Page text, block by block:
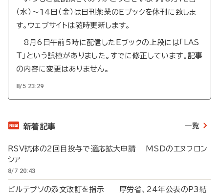
（水）～14日（金）は日刊薬業のEブックを休刊に致しま
す。ウェブサイトは随時更新します。
8月6日午前5時に配信したEブックの上段には「LAS
T」という誤植がありました。すでに修正しています。記事
の内容に変更はありません。
8/5 23:29
新着記事 一覧
RSV抗体の2回目投与で適応拡大申請 MSDのエヌフロン
シア
8/7 20:43
ビルテプソの添文改訂を指示 厚労省、24年公表のP3結